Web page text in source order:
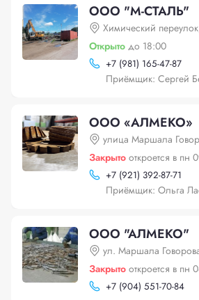
ООО "М-СТАЛЬ"
Химический
Открыто до 18:00
+7 (981) 165-47-87
Приёмщик: Сергей
ООО «АЛМЕКО»
улица Маршала
Закрыто откроется в пн
+7 (921) 392-87-71
Приёмщик: Ольга
ООО "АЛМЕКО"
ул. Маршала
Закрыто откроется в пн
+7 (904) 551-70-84